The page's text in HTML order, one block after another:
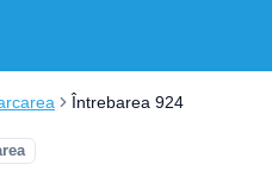
Întrebarea 924